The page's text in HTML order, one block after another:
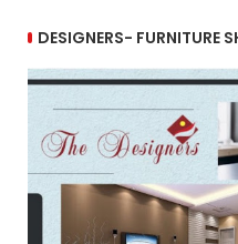
DESIGNERS- FURNITURE